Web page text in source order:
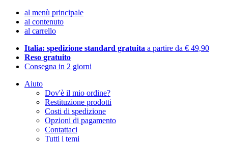
al menù principale
al contenuto
al carrello
Italia: spedizione standard gratuita a partire da € 49,90
Reso gratuito
Consegna in 2 giorni
Aiuto
Dov'è il mio ordine?
Restituzione prodotti
Costi di spedizione
Opzioni di pagamento
Contattaci
Tutti i temi